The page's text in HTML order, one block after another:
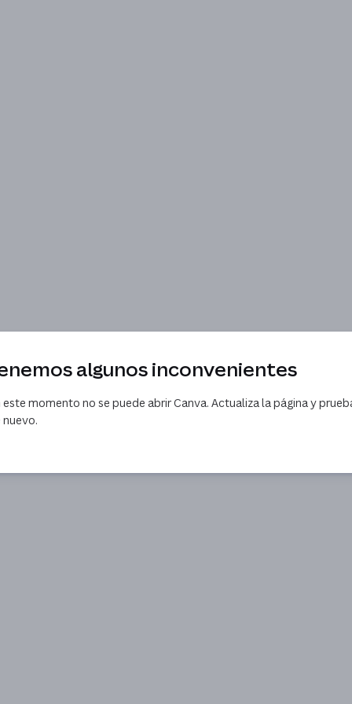
algunos inconvenientes
este momento no se puede abrir Canva. Actualiza la página y
nuevo.